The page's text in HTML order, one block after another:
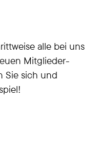
alle bei uns
Mitglieder-
Sie sich und